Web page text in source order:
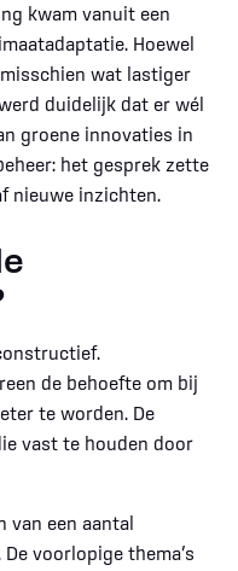
kwam vanuit een
Hoewel
wat lastiger
duidelijk dat er wél
groene innovaties in
het gesprek zette
nieuwe inzichten.
de behoefte om bij
te worden. De
vast te houden door
van een aantal
voorlopige thema’s